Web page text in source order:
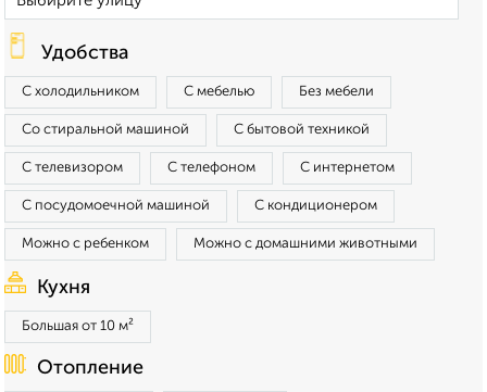
Удобства
С холодильником С мебелью Без мебели
Со стиральной машиной С бытовой техникой
С телевизором С телефоном С интернетом
С посудомоечной машиной С кондиционером
Можно с ребенком Можно с домашними животными
Кухня
Большая от 10 м²
Отопление